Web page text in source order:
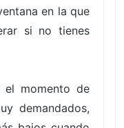
en la que
si no tienes
el momento de
demandados,